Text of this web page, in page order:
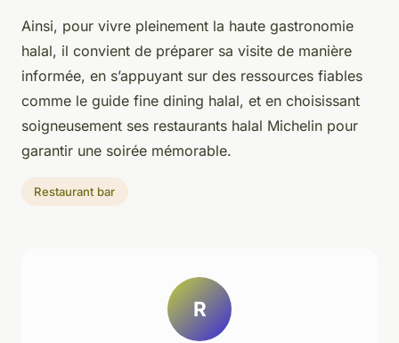
Ainsi, pour vivre pleinement la haute gastronomie
halal, il convient de préparer sa visite de manière
informée, en s’appuyant sur des ressources fiables
comme le guide fine dining halal, et en choisissant
soigneusement ses restaurants halal Michelin pour
garantir une soirée mémorable.
Restaurant bar
R